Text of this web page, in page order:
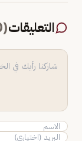
التعليقات(